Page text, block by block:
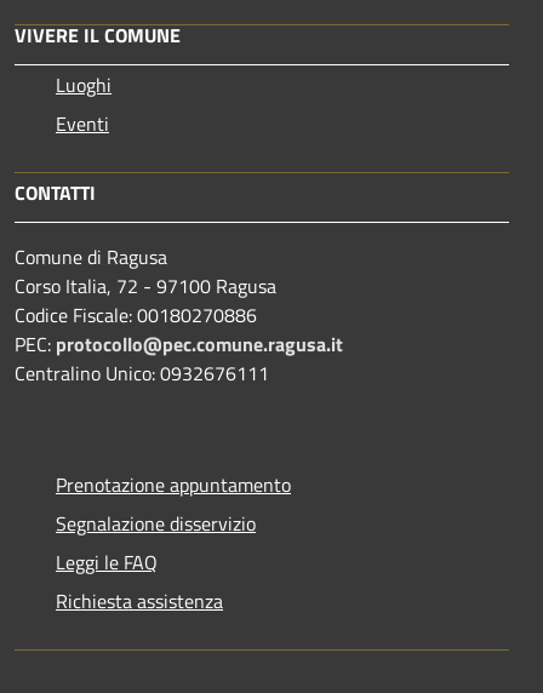
VIVERE IL COMUNE
Luoghi
Eventi
CONTATTI
Comune di Ragusa
Corso Italia, 72 - 97100 Ragusa
Codice Fiscale: 00180270886
PEC: protocollo@pec.comune.ragusa.it
Centralino Unico: 0932676111
Prenotazione appuntamento
Segnalazione disservizio
Leggi le FAQ
Richiesta assistenza